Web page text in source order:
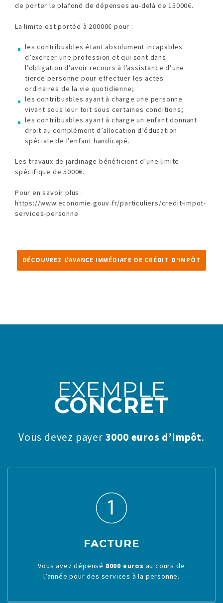
de porter le plafond de dépenses au-delà de 15000€.
La limite est portée à 20000€ pour :
les contribuables étant absolument incapables
d’exercer une profession et qui sont dans
l’obligation d’avoir recours à l’assistance d’une
tierce personne pour effectuer les actes
ordinaires de la vie quotidienne;
les contribuables ayant à charge une personne
vivant sous leur toit sous certaines conditions;
les contribuables ayant à charge un enfant donnant
droit au complément d’allocation d’éducation
spéciale de l’enfant handicapé.
Les travaux de jardinage bénéficient d’une limite
spécifique de 5000€.
Pour en savoir plus :
https://www.economie.gouv.fr/particuliers/credit-impot-
services-personne
DÉCOUVREZ L'AVANCE IMMÉDIATE DE CRÉDIT D’IMPÔT
EXEMPLE
CONCRET
Vous devez payer 3000 euros d’impôt.
FACTURE
Vous avez dépensé 8000 euros au cours de
l’année pour des services à la personne.